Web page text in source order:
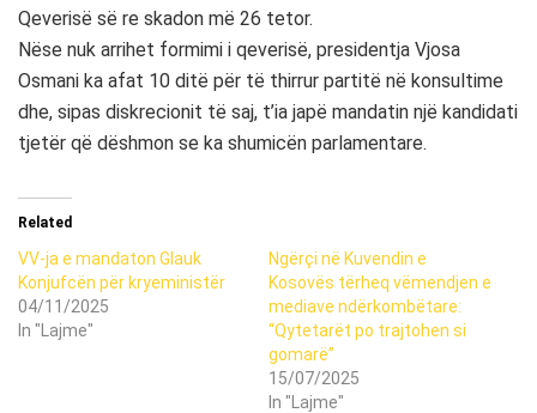
Qeverisë së re skadon më 26 tetor.
Nëse nuk arrihet formimi i qeverisë, presidentja Vjosa
Osmani ka afat 10 ditë për të thirrur partitë në konsultime
dhe, sipas diskrecionit të saj, t’ia japë mandatin një kandidati
tjetër që dëshmon se ka shumicën parlamentare.
Related
VV-ja e mandaton Glauk
Konjufcën për kryeministër
04/11/2025
In "Lajme"
Ngërçi në Kuvendin e
Kosovës tërheq vëmendjen e
mediave ndërkombëtare:
“Qytetarët po trajtohen si
gomarë”
15/07/2025
In "Lajme"